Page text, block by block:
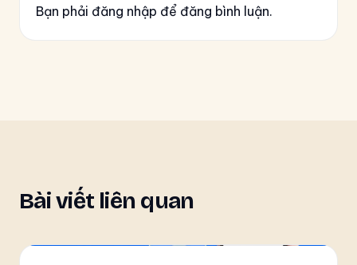
Bạn phải đăng nhập để đăng bình luận.
Bài viết liên quan